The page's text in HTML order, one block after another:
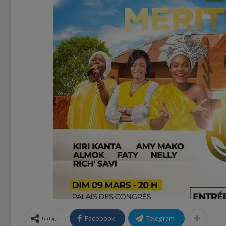
Partager Facebook Telegram